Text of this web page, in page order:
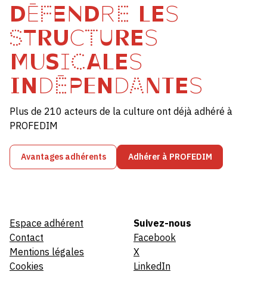
DÉFENDRE LES
STRUCTURES
MUSICALES
INDÉPENDANTES
Plus de 210 acteurs de la culture ont déjà adhéré à
PROFEDIM
Avantages adhérents Adhérer à PROFEDIM
Espace adhérent
Contact
Mentions légales
Cookies
Suivez-nous
Facebook
X
LinkedIn